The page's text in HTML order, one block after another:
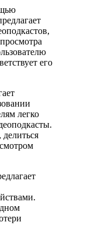
его
легко